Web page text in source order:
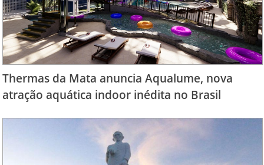
Thermas da Mata anuncia Aqualume, nova
atração aquática indoor inédita no Brasil